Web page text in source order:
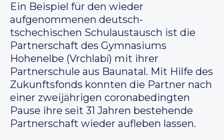
Ein Beispiel für den wieder
aufgenommenen deutsch-
tschechischen Schulaustausch ist die
Partnerschaft des Gymnasiums
Hohenelbe (Vrchlabí) mit ihrer
Partnerschule aus Baunatal. Mit Hilfe des
Zukunftsfonds konnten die Partner nach
einer zweijährigen coronabedingten
Pause ihre seit 31 Jahren bestehende
Partnerschaft wieder aufleben lassen.